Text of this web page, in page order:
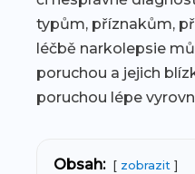
typům, příznakům,
léčbě narkolepsie
poruchou a jejich
poruchou lépe
Obsah: zobrazit